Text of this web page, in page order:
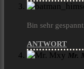
Bin sehr
ANTWORT
Mr.